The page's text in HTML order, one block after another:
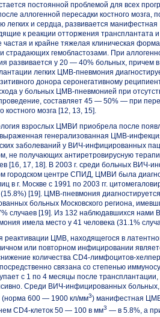
постоянной проблемой для всех
аллогенной пересадки костного мозга,
легких и сердца, развивается манифестная
к реакции отторжения трансплантата
и крайне тяжелая клиническая
страдающих гемобластозами. При
развивается у 20 — 40% больных, причем
легких ЦМВ-пневмония
донора серонегативному
у больных ЦМВ-пневмонией при
составляет 45 — 50% — при
костного мозга [12, 13, 15].
взрослых ЦМВИ приобрела после
генерализованная ЦМВ-
заболеваний у ВИЧ-инфицированных
получающих антиретровирусную
[16, 17, 18]. В 2003 г. среди больных ВИЧ-
городском центре СПИД, ЦМВИ была
в г. Москве с 1991 по 2003 гг.
[19]. ЦМВ-пневмония
больных Московского региона,
случаев [19]. Из 132 наблюдавшихся нами
имела место у 41 человека (31.1%
ЦМВ, находящегося в
или повторном инфицировании
количества CD4-лимфоцитов-
связана со степенью
с 1 по 4 месяцы после
Среди ВИЧ-инфицированных
(норма 600 — 1900 кл/мм3) манифестная
CD4-клеток 50 — 100 в мм3 — в 5.8%, а